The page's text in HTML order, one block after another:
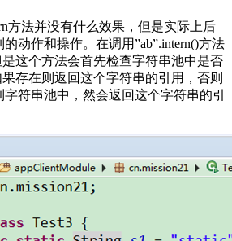
方法并没有什么效果，但是实际上后
动作和操作。在调用”ab”.intern()方法
是这个方法会首先检查字符串池中是否
存在则返回这个字符串的引用，否则
符串池中，然会返回这个字符串的引